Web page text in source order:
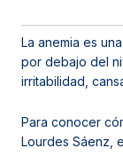
La anemia es
por debajo del
irritabilidad,
Para conocer
Lourdes Sáenz,